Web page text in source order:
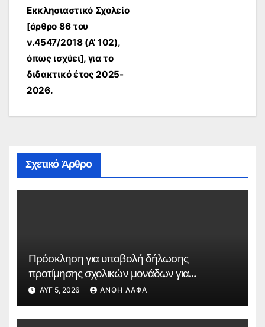
Εκκλησιαστικό Σχολείο
[άρθρο 86 του
ν.4547/2018 (Α’ 102),
όπως ισχύει], για το
διδακτικό έτος 2025-
2026.
Σχετικό Άρθρο
Πρόσκληση για υποβολή δήλωσης
προτίμησης σχολικών μονάδων για
συμπλήρωση ωραρίου εκπαιδευτικών
κλάδων ΠΕ91.01 – Θεατρικής Αγωγής, ΠΕ86
– Πληροφορικής, ΠΕ08 – Εικαστικών για το
ΑΥΓ 5, 2026 ΑΝΘΉ ΛΆΦΑ